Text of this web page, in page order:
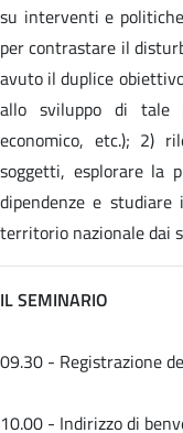
su interventi e
per contrastare il
avuto il duplice
allo sviluppo di tale
economico, etc.); 2)
soggetti, esplorare la
dipendenze e
territorio nazionale dai
IL SEMINARIO
09.30 - Registrazione
10.00 - Indirizzo di